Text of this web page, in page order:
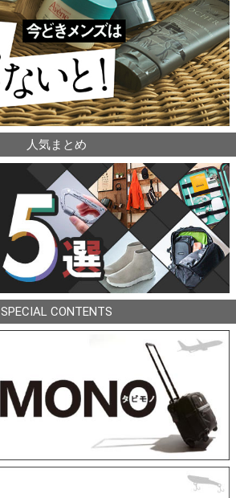
人気まとめ
SPECIAL CONTENTS